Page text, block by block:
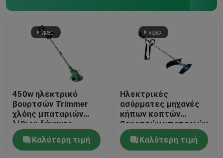
450w ηλεκτρικό
βουρτσών Trimmer
χλόης μπαταριών
λίθιου δύναμης
κοπτών ασύρματο
Καλύτερη τιμή
Ηλεκτρικές
ασύρματες μηχανές
κήπων κοπτών
βουρτσών μπαταριών
κοπτών βουρτσών
λίθιου CEΚαλύτερη τιμή